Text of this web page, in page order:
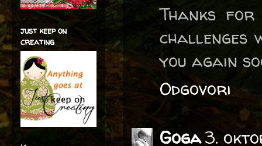
Thanks
challenges
you again
Odgovori
Goga3.
just keep on
creating